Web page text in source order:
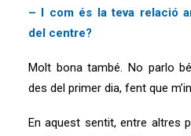
– I com és la teva relació
del centre?
Molt bona també. No parlo
des del primer dia, fent que
En aquest sentit, entre altres